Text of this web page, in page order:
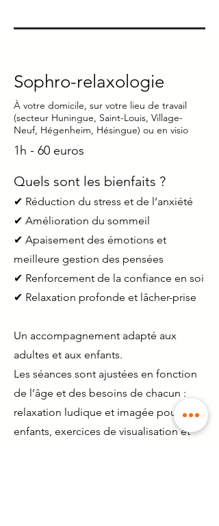
Sophro-relaxologie
À votre domicile, sur votre lieu de travail
(secteur Huningue, Saint-Louis, Village-
Neuf, Hégenheim, Hésingue) ou en visio
1h - 60 euros
Quels sont les bienfaits ?
✔ Réduction du stress et de l’anxiété
✔ Amélioration du sommeil
✔ Apaisement des émotions et
meilleure gestion des pensées
✔ Renforcement de la confiance en soi
✔ Relaxation profonde et lâcher-prise
Un accompagnement adapté aux
adultes et aux enfants.
Les séances sont ajustées en fonction
de l’âge et des besoins de chacun :
relaxation ludique et imagée pour les
enfants, exercices de visualisation et